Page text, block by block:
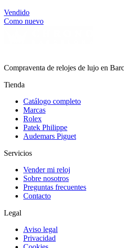
Vendido
Como nuevo
Compraventa de relojes de lujo en
Tienda
Catálogo completo
Marcas
Rolex
Patek Philippe
Audemars Piguet
Servicios
Vender mi reloj
Sobre nosotros
Preguntas frecuentes
Contacto
Legal
Aviso legal
Privacidad